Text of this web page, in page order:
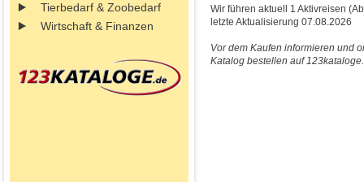
Tierbedarf & Zoobedarf
Wirtschaft & Finanzen
Wir führen aktuell 1 Aktivreisen
letzte Aktualisierung 07.08.2026
Vor dem Kaufen informieren und
Katalog bestellen auf